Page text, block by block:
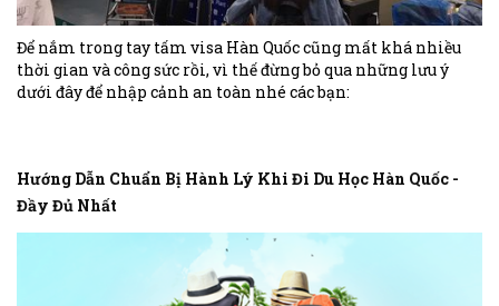
Để nắm trong tay tấm visa Hàn Quốc cũng mất khá nhiều
thời gian và công sức rồi, vì thế đừng bỏ qua những lưu ý
dưới đây để nhập cảnh an toàn nhé các bạn:
Hướng Dẫn Chuẩn Bị Hành Lý Khi Đi Du Học Hàn Quốc -
Đầy Đủ Nhất